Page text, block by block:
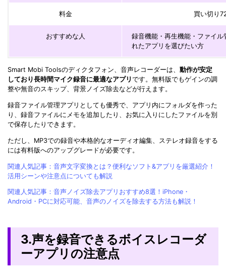
料金 買い切り
おすすめな人
録音機能・再生機能・ファイ
れたアプリを選びたい方
Smart Mobi Toolsのディクタフォン、音声レコーダーは、 動作が安定
しており長時間マイク録音に最適なアプリです。無料版でもゲインの調
整や無音のスキップ、背景ノイズ除去などが行えます。
録音ファイル管理アプリとしても優秀で、アプリ内にフォルダを作った
り、録音ファイルにメモを追加したり、お気に入りにしたファイルを別
で保存したりできます。
ただし、MP3での録音や本格的なオーディオ編集、ステレオ録音をする
には有料版へのアップグレードが必要です。
関連人気記事：音声文字変換とは？便利なソフト&アプリを厳選紹介！
活用シーンや注意点についても解説
関連人気記事：音声ノイズ除去アプリおすすめ8選！iPhone・
Android・PCに対応可能、音声のノイズを除去する方法も解説！
3.声を録音できるボイスレコーダ
ーアプリの注意点